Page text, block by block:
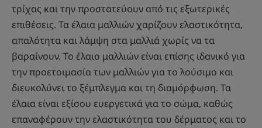
τρίχας και την προστατεύουν από τις εξωτερικές
επιθέσεις. Τα έλαια μαλλιών χαρίζουν ελαστικότητα,
απαλότητα και λάμψη στα μαλλιά χωρίς να τα
βαραίνουν. Το έλαιο μαλλιών είναι επίσης ιδανικό για
την προετοιμασία των μαλλιών για το λούσιμο και
διευκολύνει το ξέμπλεγμα και τη διαμόρφωση. Τα
έλαια είναι εξίσου ευεργετικά για το σώμα, καθώς
επαναφέρουν την ελαστικότητα του δέρματος και το